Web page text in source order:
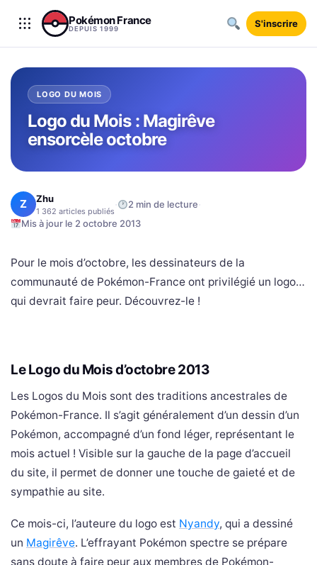
Aller au contenu
Pokémon France
DEPUIS 1999 S'inscrire
LOGO DU MOIS
Logo du Mois : Magirêve
ensorcèle octobre
Z Zhu
1 362 articles publiés · 2 min de lecture·
Mis à jour le 2 octobre 2013
Pour le mois d’octobre, les dessinateurs de la
communauté de Pokémon-France ont privilégié un logo…
qui devrait faire peur. Découvrez-le !
Le Logo du Mois d’octobre 2013
Les Logos du Mois sont des traditions ancestrales de
Pokémon-France. Il s’agit généralement d’un dessin d’un
Pokémon, accompagné d’un fond léger, représentant le
mois actuel ! Visible sur la gauche de la page d’accueil
du site, il permet de donner une touche de gaieté et de
sympathie au site.
Ce mois-ci, l’auteure du logo est Nyandy, qui a dessiné
un Magirêve. L’effrayant Pokémon spectre se prépare
sans doute à faire peur aux membres de Pokémon-